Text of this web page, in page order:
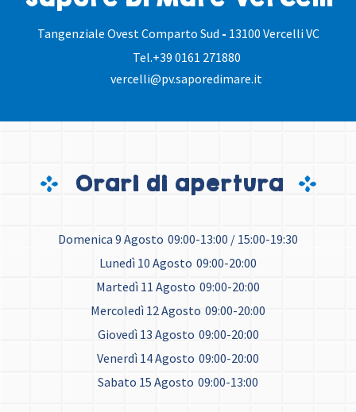
Tangenziale Ovest Comparto Sud - 13100 Vercelli VC
Tel.+39 0161 271880
vercelli@pv.saporedimare.it
Orari di apertura
Domenica 9 Agosto 09:00-13:00 / 15:00-19:30
Lunedì 10 Agosto 09:00-20:00
Martedì 11 Agosto 09:00-20:00
Mercoledì 12 Agosto 09:00-20:00
Giovedì 13 Agosto 09:00-20:00
Venerdì 14 Agosto 09:00-20:00
Sabato 15 Agosto 09:00-13:00